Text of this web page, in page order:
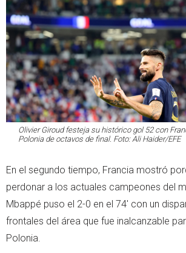
Olivier Giroud festeja su histórico gol 52 con
Polonia de octavos de final. Foto: Ali Haider/EFE
En el segundo tiempo, Francia mostró
perdonar a los actuales campeones del
Mbappé puso el 2-0 en el 74' con un
frontales del área que fue inalcanzable
Polonia.